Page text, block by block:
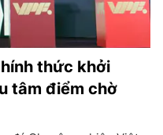
thức khởi
tâm điểm chờ